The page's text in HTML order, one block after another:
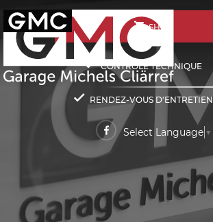
SHOP
CONTRÔLE TECHNIQUE
RENDEZ-VOUS D'ENTRETIEN
Select Language ▼